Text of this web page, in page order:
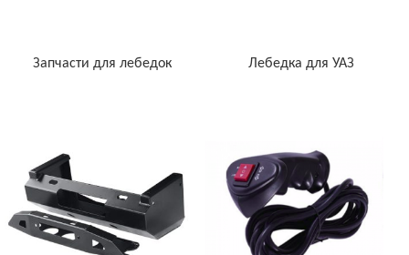
Запчасти для лебедок Лебедка для УАЗ